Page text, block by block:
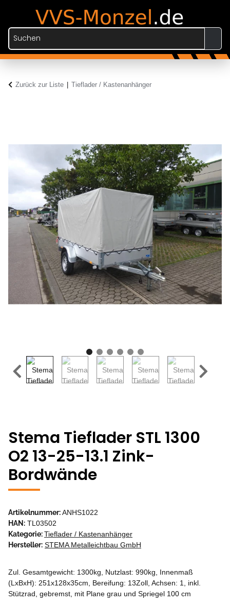
Zurück zur Liste Tieflader / Kastenanhänger
Stema Tieflader STL 1300
O2 13-25-13.1 Zink-
Bordwände
Artikelnummer:ANHS1022
HAN: TL03502
Kategorie:Tieflader / Kastenanhänger
Hersteller: STEMA Metalleichtbau GmbH
Zul. Gesamtgewicht: 1300kg, Nutzlast: 990kg, Innenmaß
(LxBxH): 251x128x35cm, Bereifung: 13Zoll, Achsen: 1, inkl.
Stützrad, gebremst, mit Plane grau und Spriegel 100 cm